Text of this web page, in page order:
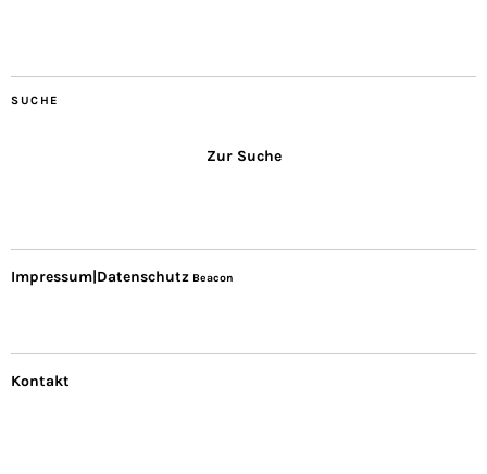
SUCHE
Zur Suche
Impressum|Datenschutz Beacon
Kontakt